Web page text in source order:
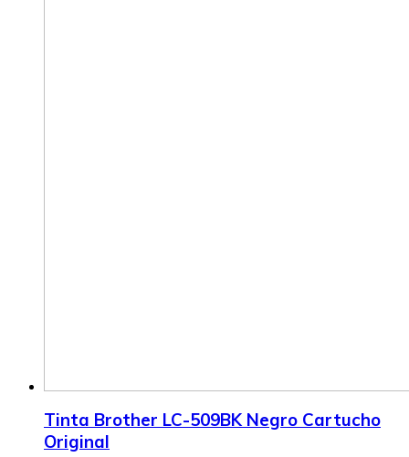
Tinta Brother LC-509BK Negro Cartucho
Original